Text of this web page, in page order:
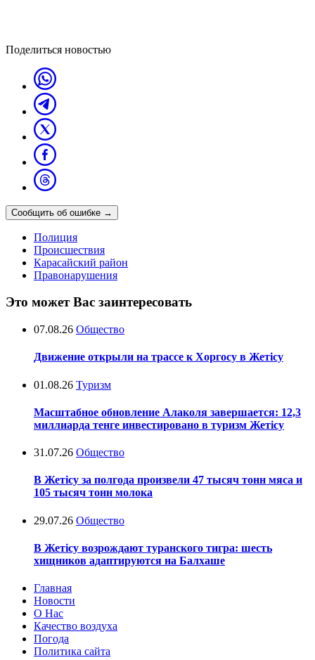
Поделиться новостью
Сообщить об ошибке →
Полиция
Происшествия
Карасайский район
Правонарушения
Это может Вас заинтересовать
07.08.26 Общество
Движение открыли на трассе к Хоргосу в Жетісу
01.08.26 Туризм
Масштабное обновление Алаколя завершается: 12,3
миллиарда тенге инвестировано в туризм Жетісу
31.07.26 Общество
В Жетісу за полгода произвели 47 тысяч тонн мяса и
105 тысяч тонн молока
29.07.26 Общество
В Жетісу возрождают туранского тигра: шесть
хищников адаптируются на Балхаше
Главная
Новости
О Нас
Качество воздуха
Погода
Политика сайта